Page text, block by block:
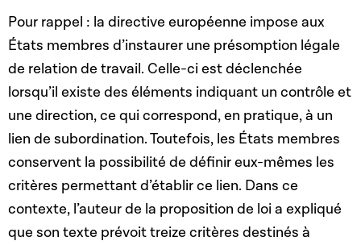
Pour rappel : la directive européenne impose aux
États membres d’instaurer une présomption légale
de relation de travail. Celle-ci est déclenchée
lorsqu’il existe des éléments indiquant un contrôle et
une direction, ce qui correspond, en pratique, à un
lien de subordination. Toutefois, les États membres
conservent la possibilité de définir eux-mêmes les
critères permettant d’établir ce lien. Dans ce
contexte, l’auteur de la proposition de loi a expliqué
que son texte prévoit treize critères destinés à